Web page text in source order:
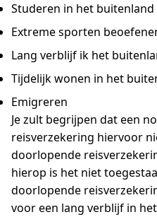
Studeren in het buitenland
Extreme sporten
Lang verblijf ik het
Tijdelijk wonen in het
Emigreren
Je zult begrijpen dat een
reisverzekering hiervoor
doorlopende
hierop is het niet
doorlopende
voor een lang verblijf in